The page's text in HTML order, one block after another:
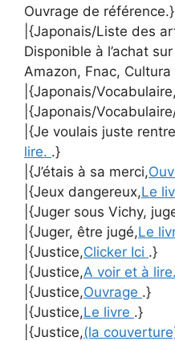
Ouvrage de référence.}
|{Japonais/Liste des
Disponible à l’achat
Amazon, Fnac,
|{Japonais/Vocabulaire,
|{Japonais/
|{Je voulais juste
lire. .}
|{J’étais à sa merci,
|{Jeux dangereux,Le
|{Juger sous Vichy,
|{Juger, être jugé,Le
|{Justice,Clicker Ici .}
|{Justice,A voir et à lire.
|{Justice,Ouvrage .}
|{Justice,Le livre .}
|{Justice,(la